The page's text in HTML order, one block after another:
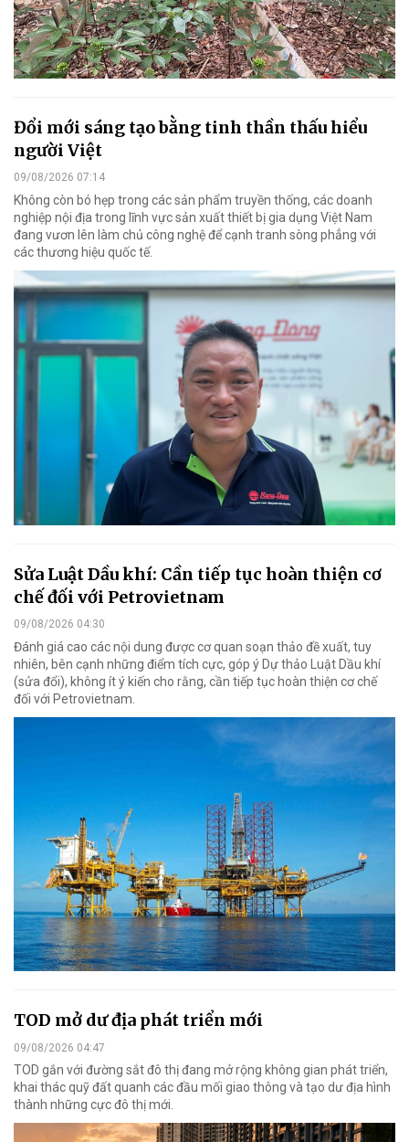
Đổi mới sáng tạo bằng tinh thần thấu hiểu
người Việt
09/08/2026 07:14
Không còn bó hẹp trong các sản phẩm truyền thống, các doanh
nghiệp nội địa trong lĩnh vực sản xuất thiết bị gia dụng Việt Nam
đang vươn lên làm chủ công nghệ để cạnh tranh sòng phẳng với
các thương hiệu quốc tế.
Sửa Luật Dầu khí: Cần tiếp tục hoàn thiện cơ
chế đối với Petrovietnam
09/08/2026 04:30
Đánh giá cao các nội dung được cơ quan soạn thảo đề xuất, tuy
nhiên, bên cạnh những điểm tích cực, góp ý Dự thảo Luật Dầu khí
(sửa đổi), không ít ý kiến cho rằng, cần tiếp tục hoàn thiện cơ chế
đối với Petrovietnam.
TOD mở dư địa phát triển mới
09/08/2026 04:47
TOD gắn với đường sắt đô thị đang mở rộng không gian phát triển,
khai thác quỹ đất quanh các đầu mối giao thông và tạo dư địa hình
thành những cực đô thị mới.